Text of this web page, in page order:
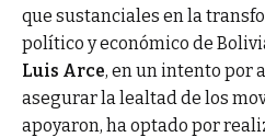
que sustanciales en la
político y económico de
Luis Arce, en un intento por
asegurar la lealtad de los
apoyaron, ha optado por